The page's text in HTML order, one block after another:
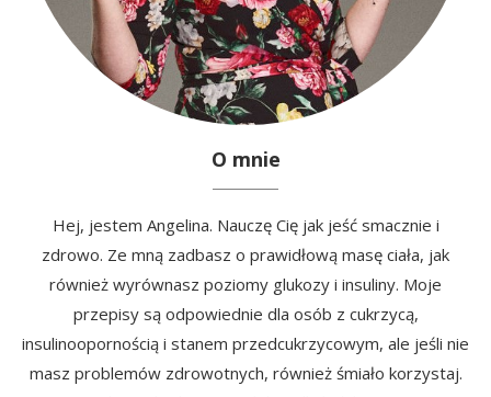
O mnie
Hej, jestem Angelina. Nauczę Cię jak jeść smacznie i
zdrowo. Ze mną zadbasz o prawidłową masę ciała, jak
również wyrównasz poziomy glukozy i insuliny. Moje
przepisy są odpowiednie dla osób z cukrzycą,
insulinoopornością i stanem przedcukrzycowym, ale jeśli nie
masz problemów zdrowotnych, również śmiało korzystaj.